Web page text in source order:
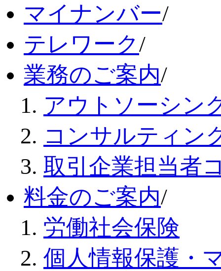
マイナンバー/
テレワーク/
業務のご案内/
アウトソーシン
コンサルティン
取引企業担当者
料金のご案内/
労働社会保険
個人情報保護・